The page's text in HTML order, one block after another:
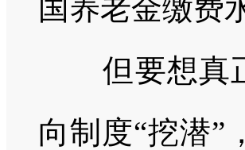
国养老金缴费
但要想真
向制度“挖潜”